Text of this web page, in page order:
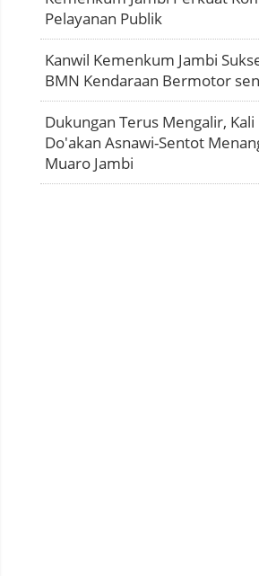
Pelayanan Publik
Kanwil Kemenkum Jambi
BMN Kendaraan Bermotor
Dukungan Terus Mengalir,
Do'akan Asnawi-Sentot
Muaro Jambi